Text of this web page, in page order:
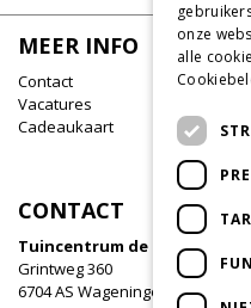
MEER INFO
Contact
Vacatures
Cadeaukaart
CONTACT
Tuincentrum de Oude Tol
Grintweg 360
6704 AS Wageningen
onze
alle